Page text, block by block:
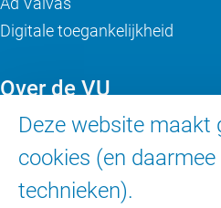
Deze website maakt
cookies (en
technieken).
Digitale toegankelijkheid
Over de VU
Contact en route
Werken bij de VU
Faculteiten